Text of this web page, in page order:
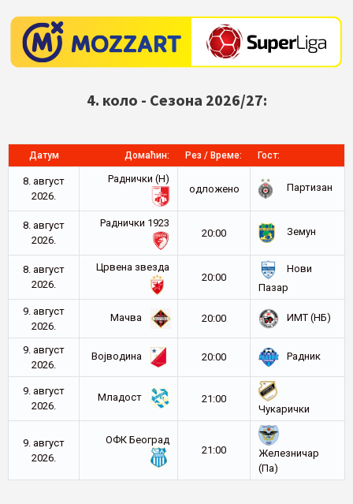
4. коло - Сезона 2026/27:
Датум Домаћин: Рез / Време: Гост:
8. август
2026.
Раднички (Н)
oдложено
Партизан
8. август
2026.
Раднички 1923
20:00
Земун
8. август
2026.
Црвена звезда
20:00
Нови
Пазар
9. август
2026.
Мачва 20:00 ИМТ (НБ)
9. август
2026.
Војводина 20:00 Радник
9. август
2026.
Младост
21:00
Чукарички
9. август
2026.
ОФК Београд
21:00
Железничар
(Па)